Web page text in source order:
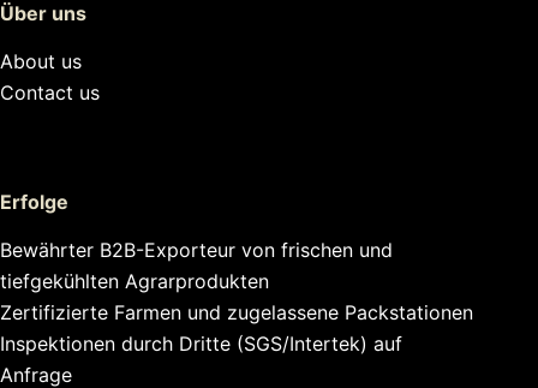
Über uns
About us
Contact us
Erfolge
Bewährter B2B-Exporteur von frischen und
tiefgekühlten Agrarprodukten
Zertifizierte Farmen und zugelassene Packstationen
Inspektionen durch Dritte (SGS/Intertek) auf
Anfrage